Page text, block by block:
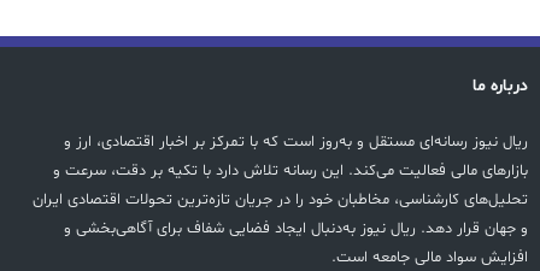
درباره ما
ریال نیوز رسانه‌ای مستقل و به‌روز است که با تمرکز بر اخبار اقتصادی، ارز و
بازارهای مالی فعالیت می‌کند. این رسانه تلاش دارد با تکیه بر دقت، سرعت و
تحلیل‌های کارشناسی، مخاطبان خود را در جریان تازه‌ترین تحولات اقتصادی ایران
و جهان قرار دهد. ریال نیوز به‌دنبال ایجاد فضایی شفاف برای آگاهی‌بخشی و
افزایش سواد مالی جامعه است.